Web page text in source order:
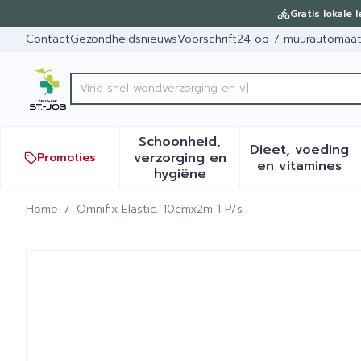
Gratis lokale
ContactGezondheidsnieuwsVoorschrift24 op 7 muurautomaat
Product, merk, categorie...
Vi
Promoties
Schoonheid,
verzorging en
hygiëneToon submenu voor
Dieet, voeding
en vitamines
Toon
Home / Omnifix Elastic. 10cmx2m 1 P/s